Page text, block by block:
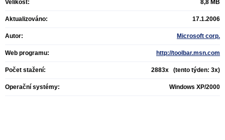
Velikost: 8,8 MB
Aktualizováno: 17.1.2006
Autor: Microsoft corp.
Web programu: http://toolbar.msn.com
Počet stažení: 2883x (tento týden: 3x)
Operační systémy: Windows XP/2000